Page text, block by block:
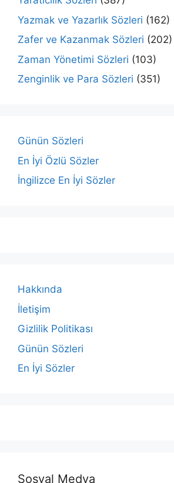
Yazmak ve Yazarlık Sözleri (162)
Zafer ve Kazanmak Sözleri (202)
Zaman Yönetimi Sözleri (103)
Zenginlik ve Para Sözleri (351)
Günün Sözleri
En İyi Özlü Sözler
İngilizce En İyi Sözler
Hakkında
İletişim
Gizlilik Politikası
Günün Sözleri
En İyi Sözler
Sosyal Medya